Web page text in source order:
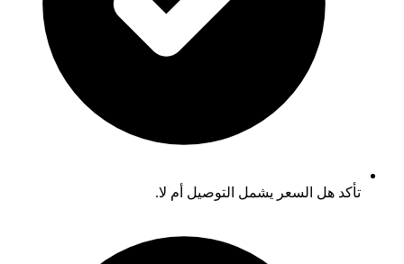
تأكد هل السعر يشمل التوصيل أم لا.